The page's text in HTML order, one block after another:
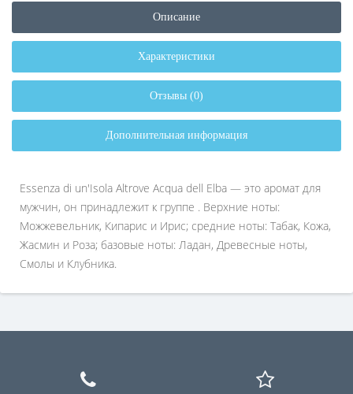
Описание
Характеристики
Отзывы (0)
Дополнительная информация
Essenza di un'Isola Altrove Acqua dell Elba — это аромат для
мужчин, он принадлежит к группе . Верхние ноты:
Можжевельник, Кипарис и Ирис; средние ноты: Табак, Кожа,
Жасмин и Роза; базовые ноты: Ладан, Древесные ноты,
Cмолы и Клубника.